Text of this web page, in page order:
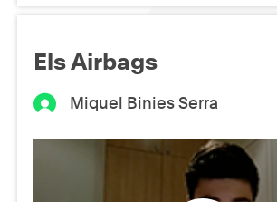
Els Airbags
Miquel Binies Serra